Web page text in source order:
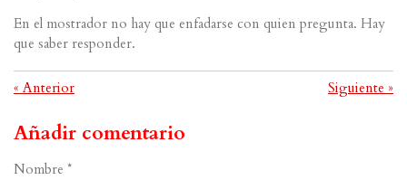
En el mostrador no hay que enfadarse con quien pregunta. Hay
que saber responder.
« Anterior Siguiente »
Añadir comentario
Nombre *